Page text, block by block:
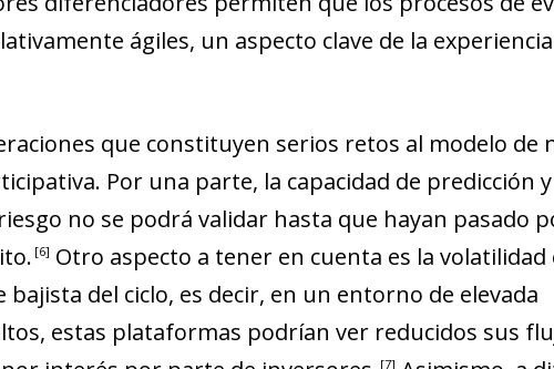
ágiles, un aspecto clave de la
que constituyen serios retos al modelo de
Por una parte, la capacidad de predicción
no se podrá validar hasta que hayan pasado
. 6
Otro aspecto a tener en cuenta es la volatilidad
bajista del ciclo, es decir, en un entorno de elevada
estas plataformas podrían ver reducidos sus
7